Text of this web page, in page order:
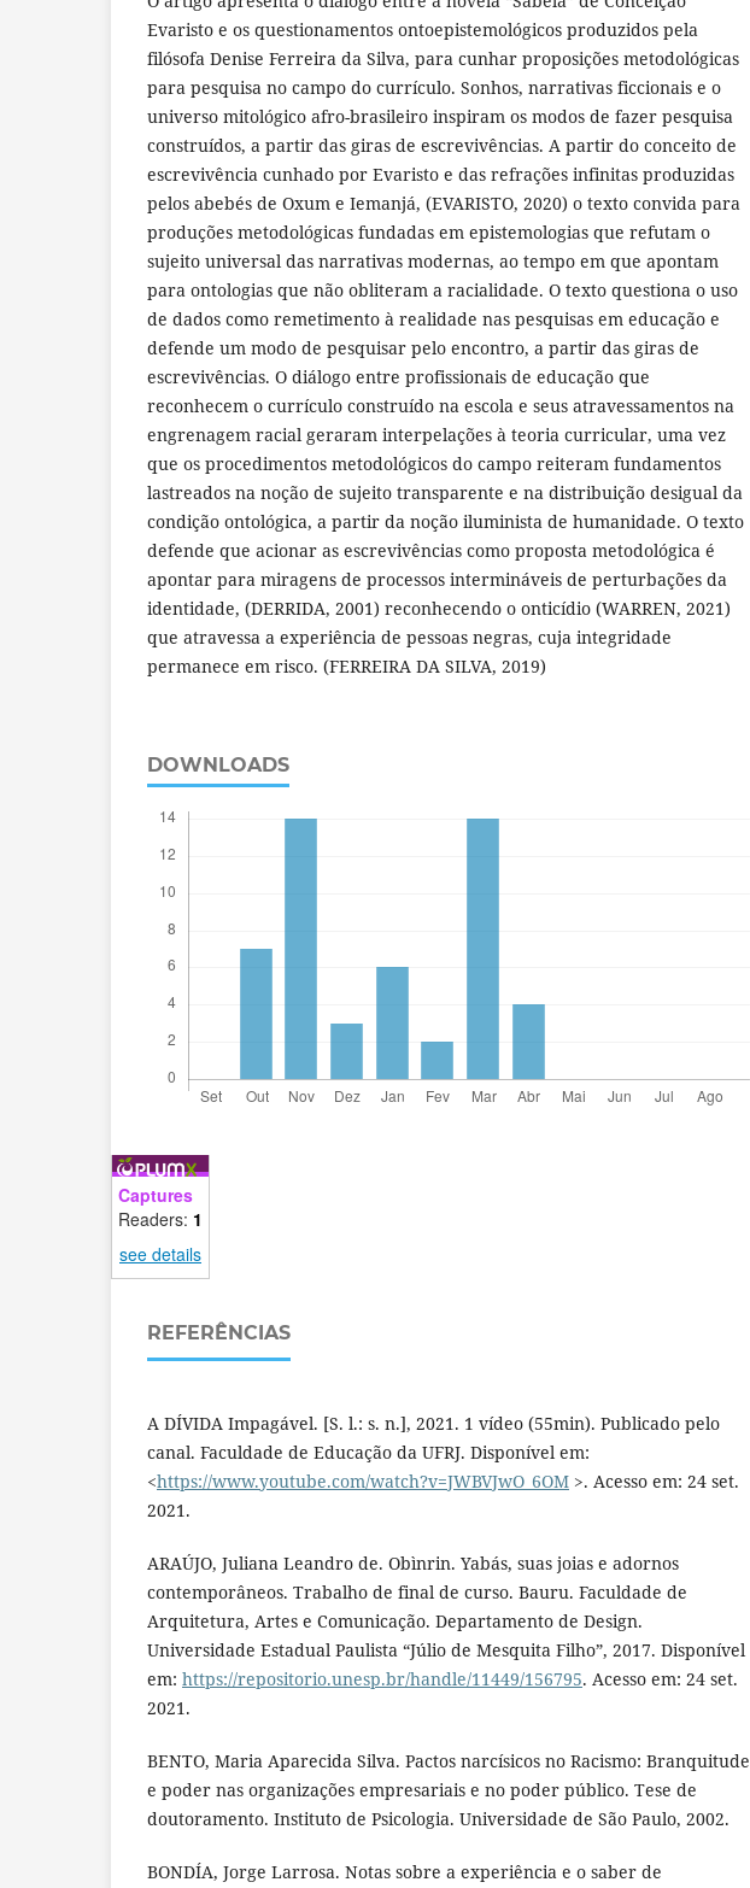
Evaristo e os questionamentos ontoepistemológicos produzidos pela
filósofa Denise Ferreira da Silva, para cunhar proposições metodológicas
para pesquisa no campo do currículo. Sonhos, narrativas ficcionais e o
universo mitológico afro-brasileiro inspiram os modos de fazer pesquisa
construídos, a partir das giras de escrevivências. A partir do conceito de
escrevivência cunhado por Evaristo e das refrações infinitas produzidas
pelos abebés de Oxum e Iemanjá, (EVARISTO, 2020) o texto convida para
produções metodológicas fundadas em epistemologias que refutam o
sujeito universal das narrativas modernas, ao tempo em que apontam
para ontologias que não obliteram a racialidade. O texto questiona o uso
de dados como remetimento à realidade nas pesquisas em educação e
defende um modo de pesquisar pelo encontro, a partir das giras de
escrevivências. O diálogo entre profissionais de educação que
reconhecem o currículo construído na escola e seus atravessamentos na
engrenagem racial geraram interpelações à teoria curricular, uma vez
que os procedimentos metodológicos do campo reiteram fundamentos
lastreados na noção de sujeito transparente e na distribuição desigual da
condição ontológica, a partir da noção iluminista de humanidade. O texto
defende que acionar as escrevivências como proposta metodológica é
apontar para miragens de processos intermináveis de perturbações da
identidade, (DERRIDA, 2001) reconhecendo o onticídio (WARREN, 2021)
que atravessa a experiência de pessoas negras, cuja integridade
permanece em risco. (FERREIRA DA SILVA, 2019)
DOWNLOADS
Captures
Readers: 1
see details
REFERÊNCIAS
A DÍVIDA Impagável. [S. l.: s. n.], 2021. 1 vídeo (55min). Publicado pelo
canal. Faculdade de Educação da UFRJ. Disponível em:
<https://www.youtube.com/watch?v=JWBVJwO_6OM >. Acesso em: 24 set.
2021.
ARAÚJO, Juliana Leandro de. Obìnrin. Yabás, suas joias e adornos
contemporâneos. Trabalho de final de curso. Bauru. Faculdade de
Arquitetura, Artes e Comunicação. Departamento de Design.
Universidade Estadual Paulista “Júlio de Mesquita Filho”, 2017. Disponível
em: https://repositorio.unesp.br/handle/11449/156795. Acesso em: 24 set.
2021.
BENTO, Maria Aparecida Silva. Pactos narcísicos no Racismo: Branquitude
e poder nas organizações empresariais e no poder público. Tese de
doutoramento. Instituto de Psicologia. Universidade de São Paulo, 2002.
BONDÍA, Jorge Larrosa. Notas sobre a experiência e o saber de